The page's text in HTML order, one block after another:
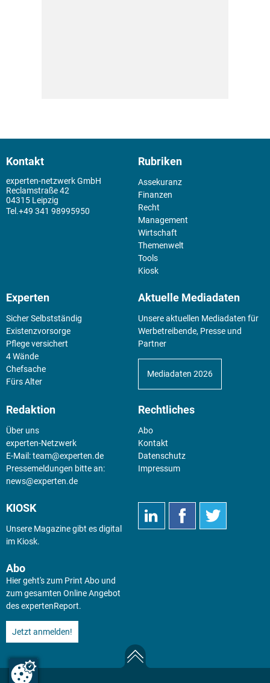
Kontakt
experten-netzwerk GmbH
Reclamstraße 42
04315 Leipzig
+49 341 98995950
Rubriken
Assekuranz
Finanzen
Recht
Management
Wirtschaft
Themenwelt
Tools
Kiosk
Experten
Sicher Selbstständig
Existenz­vorsorge
Pflege versichert
4 Wände
Chefsache
Fürs Alter
Aktuelle Mediadaten
Unsere aktuellen Mediadaten für
Werbetreibende, Presse und
Partner
Mediadaten 2026
Redaktion
Über uns
experten-Netzwerk
E-Mail:team@experten.de
Pressemeldungen bitte an:
news@experten.de
Rechtliches
Abo
Kontakt
Datenschutz
Impressum
KIOSK
Unsere Magazine gibt es digital
im Kiosk.
Abo
Hier geht's zum Print Abo und
zum gesamten Online Angebot
des expertenReport.
Jetzt anmelden!